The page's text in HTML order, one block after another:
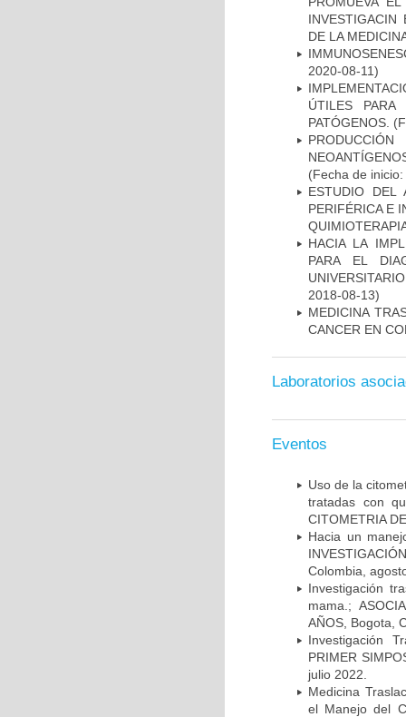
INVESTIGACIN
DE LA
2020-08-11)
ÚTILES
PATÓGENOS.
(Fecha de
ESTUDIO DEL
PERIFÉRICA E
HACIA LA
PARA EL
2018-08-13)
MEDICINA
CANCER EN
Laboratorios
Eventos
Uso de la
tratadas con
CITOMETRIA
Hacia un
Colombia,
Investigación
mama.;
AÑOS, Bogota,
Investigación
PRIMER
julio 2022.
Medicina
el Manejo del